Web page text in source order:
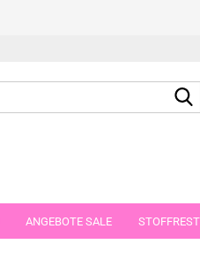
ANGEBOTE SALE
STOFFE